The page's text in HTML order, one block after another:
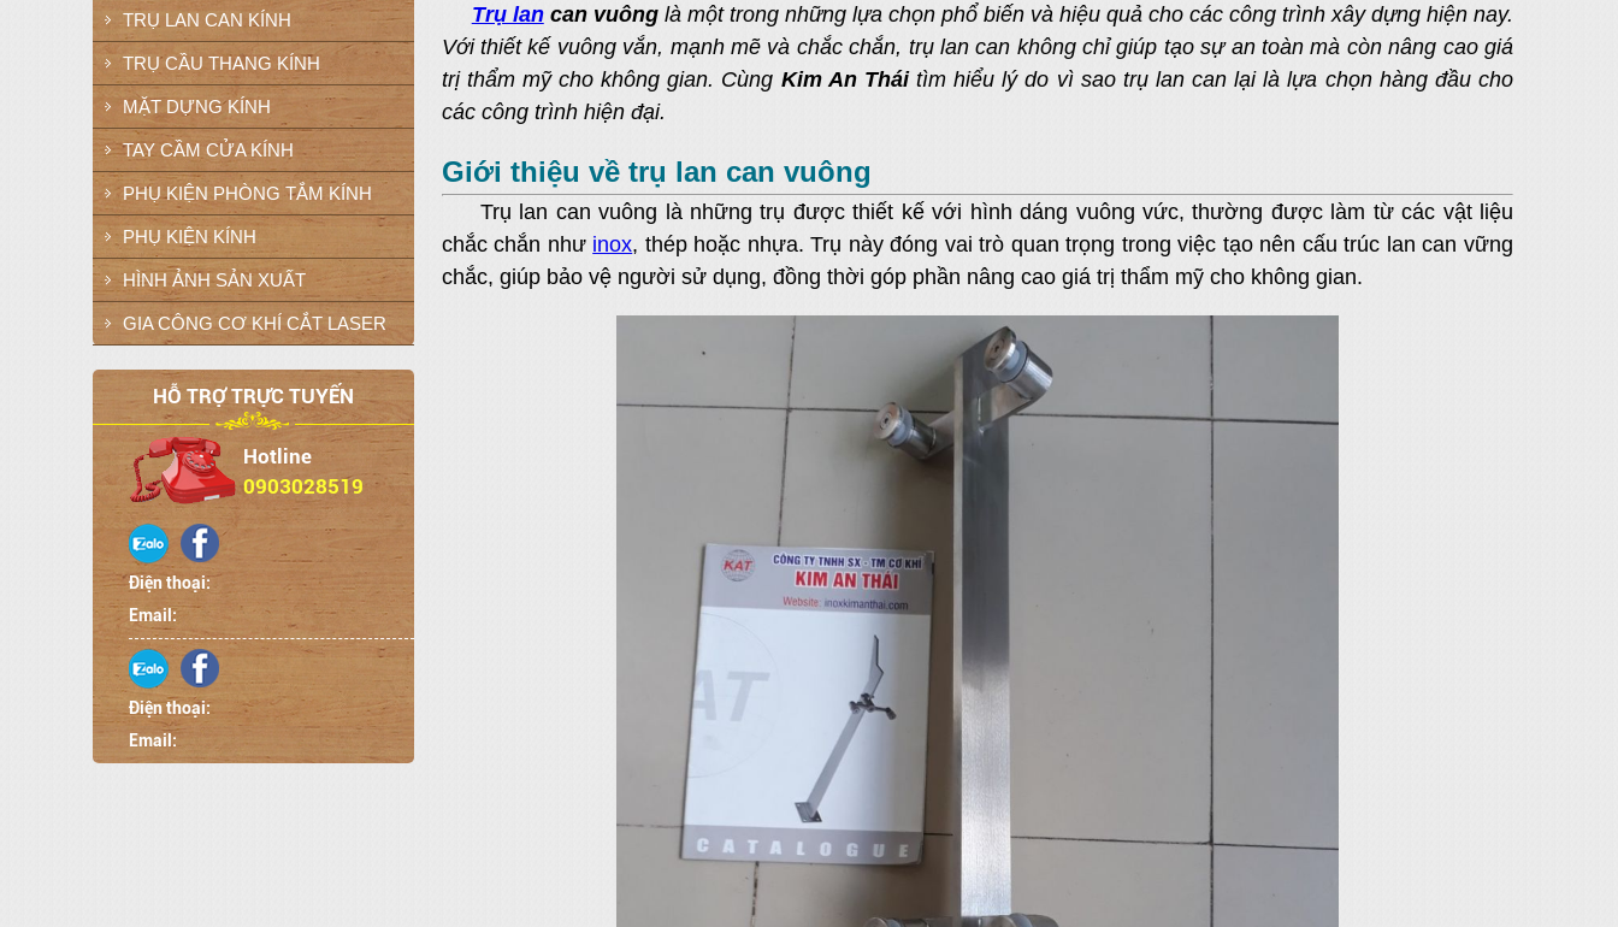
TRỤ LAN CAN KÍNH
TRỤ CẦU THANG KÍNH
MẶT DỰNG KÍNH
TAY CẦM CỬA KÍNH
PHỤ KIỆN PHÒNG TẮM KÍNH
PHỤ KIỆN KÍNH
HÌNH ẢNH SẢN XUẤT
GIA CÔNG CƠ KHÍ CẮT LASER
HỖ TRỢ TRỰC TUYẾN
Hotline
0903028519
Điện thoại:
Email:
Điện thoại:
Email:
Trụ lancan vuônglà một trong những lựa chọn phổ biến và hiệu quả cho các công trình xây dựng hiện nay.
Với thiết kế vuông vắn, mạnh mẽ và chắc chắn, trụ lan can không chỉ giúp tạo sự an toàn mà còn nâng cao giá
trị thẩm mỹ cho không gian. Cùng Kim An Tháitìm hiểu lý do vì sao trụ lan can lại là lựa chọn hàng đầu cho
các công trình hiện đại.
Giới thiệu về trụ lan can vuông
Trụ lan can vuông là những trụ được thiết kế với hình dáng vuông vức, thường được làm từ các vật liệu
chắc chắn như inox, thép hoặc nhựa. Trụ này đóng vai trò quan trọng trong việc tạo nên cấu trúc lan can vững
chắc, giúp bảo vệ người sử dụng, đồng thời góp phần nâng cao giá trị thẩm mỹ cho không gian.